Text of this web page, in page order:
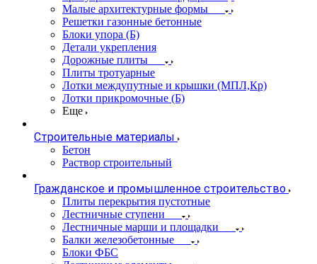
Малые архитектурные формы
Решетки газонные бетонные
Блоки упора (Б)
Детали укрепления
Дорожные плиты
Плиты тротуарные
Лотки междупутные и крышки (МПЛ,Кр)
Лотки прикромочные (Б)
Еще
Строительные материалы
Бетон
Раствор строительный
Гражданское и промышленное строительство
Плиты перекрытия пустотные
Лестничные ступени
Лестничные марши и площадки
Балки железобетонные
Блоки ФБС